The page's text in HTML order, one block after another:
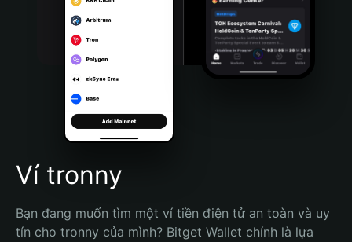
Bahasa Indonesia
Português (Brasil)
Español (Argentina)
Ví tronny
Bạn đang muốn tìm một ví tiền điện tử an toàn và uy
tín cho tronny của mình? Bitget Wallet chính là lựa